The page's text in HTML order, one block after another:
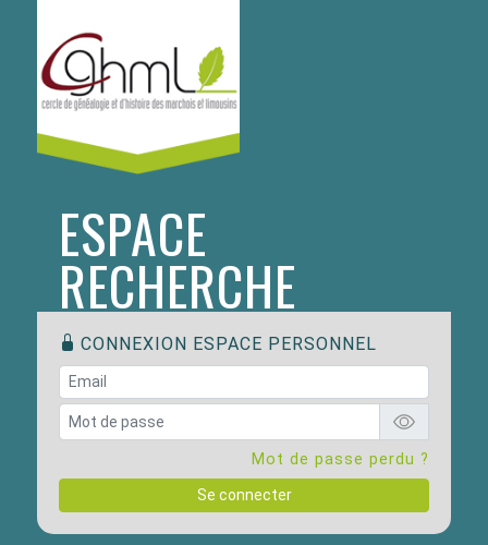
ESPACE
RECHERCHE
CONNEXION ESPACE PERSONNEL
Mot de passe perdu ?
Se connecter